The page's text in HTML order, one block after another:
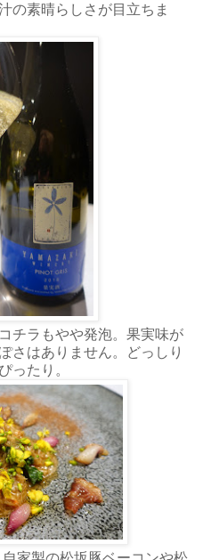
の素晴らしさが目立ちま
チラもやや発泡。果実味が
さはありません。どっしり
ったり。